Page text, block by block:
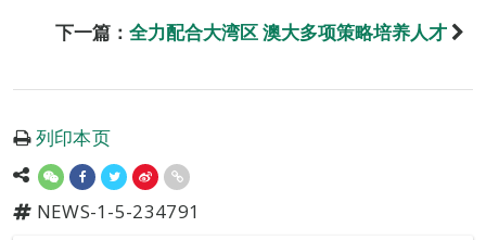
下一篇： 全力配合大湾区 澳大多项策略培养人才
列印本页
NEWS-1-5-234791